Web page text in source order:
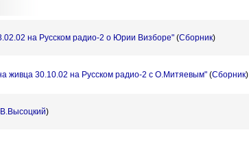
на Русском радио-2 о Юрии Визборе" (Сборник)
живца 30.10.02 на Русском радио-2 с О.Митяевым" (Сборник)
В.Высоцкий)